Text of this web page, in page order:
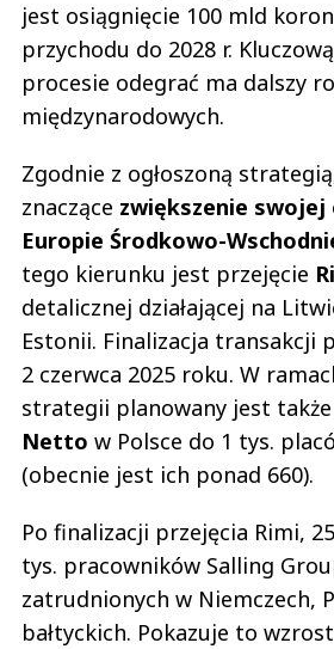
jest osiągnięcie 100 mld
przychodu do 2028 r.
procesie odegrać ma dalszy
międzynarodowych.
Zgodnie z ogłoszoną
znaczące zwiększenie swojej
Europie Środkowo-
tego kierunku jest przejęcie
detalicznej działającej na
Estonii. Finalizacja transakcji
2 czerwca 2025 roku. W
strategii planowany jest
Netto w Polsce do 1 tys.
(obecnie jest ich ponad 660).
Po finalizacji przejęcia Rimi,
tys. pracowników Salling
zatrudnionych w Niemczech,
bałtyckich. Pokazuje to